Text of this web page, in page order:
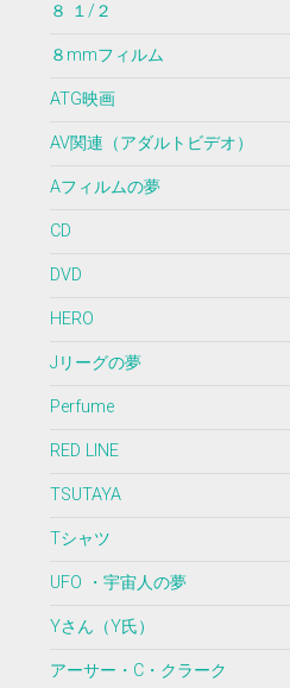
８ １/２
８mmフィルム
ATG映画
AV関連（アダルトビデオ）
Aフィルムの夢
CD
DVD
HERO
Jリーグの夢
Perfume
RED LINE
TSUTAYA
Tシャツ
UFO ・宇宙人の夢
Yさん（Y氏）
アーサー・C・クラーク